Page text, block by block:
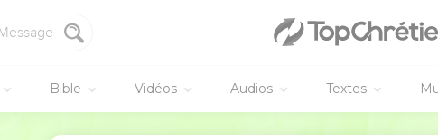
Bible Vidéos Audios Textes